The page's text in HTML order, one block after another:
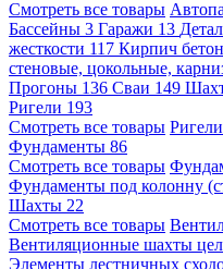
Смотреть все товары
Бассейны 3 Гаражи 13
жесткости 117 Кирпич
стеновые, цокольные,
Прогоны 136 Сваи 149
Ригели 193
Смотреть все товары
Фундаменты 86
Смотреть все товары
Фундаменты под колонну
Шахты 22
Смотреть все товары
Вентиляционные шахты
Элементы лестничных